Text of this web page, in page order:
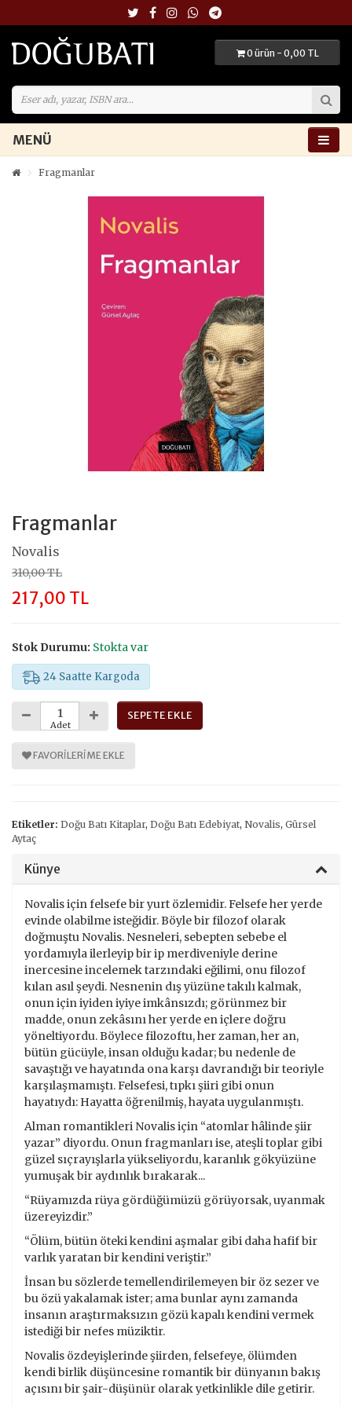
0 ürün - 0,00 TL
MENÜ
Fragmanlar
Fragmanlar
Novalis
310,00 TL
217,00 TL
Stok Durumu: Stokta var
24 Saatte Kargoda
Adet
SEPETE EKLE
FAVORILERIME EKLE
Etiketler: Doğu Batı Kitaplar, Doğu Batı Edebiyat, Novalis, Gürsel
Aytaç
Künye
Novalis için felsefe bir yurt özlemidir. Felsefe her yerde
evinde olabilme isteğidir. Böyle bir filozof olarak
doğmuştu Novalis. Nesneleri, sebepten sebebe el
yordamıyla ilerleyip bir ip merdiveniyle derine
inercesine incelemek tarzındaki eğilimi, onu filozof
kılan asıl şeydi. Nesnenin dış yüzüne takılı kalmak,
onun için iyiden iyiye imkânsızdı; görünmez bir
madde, onun zekâsını her yerde en içlere doğru
yöneltiyordu. Böylece filozoftu, her zaman, her an,
bütün gücüyle, insan olduğu kadar; bu nedenle de
savaştığı ve hayatında ona karşı davrandığı bir teoriyle
karşılaşmamıştı. Felsefesi, tıpkı şiiri gibi onun
hayatıydı: Hayatta öğrenilmiş, hayata uygulanmıştı.
Alman romantikleri Novalis için “atomlar hâlinde şiir
yazar” diyordu. Onun fragmanları ise, ateşli toplar gibi
güzel sıçrayışlarla yükseliyordu, karanlık gökyüzüne
yumuşak bir aydınlık bırakarak...
“Rüyamızda rüya gördüğümüzü görüyorsak, uyanmak
üzereyizdir.”
“Ölüm, bütün öteki kendini aşmalar gibi daha hafif bir
varlık yaratan bir kendini veriştir.”
İnsan bu sözlerde temellendirilemeyen bir öz sezer ve
bu özü yakalamak ister; ama bunlar aynı zamanda
insanın araştırmaksızın gözü kapalı kendini vermek
istediği bir nefes müziktir.
Novalis özdeyişlerinde şiirden, felsefeye, ölümden
kendi birlik düşüncesine romantik bir dünyanın bakış
açısını bir şair-düşünür olarak yetkinlikle dile getirir.